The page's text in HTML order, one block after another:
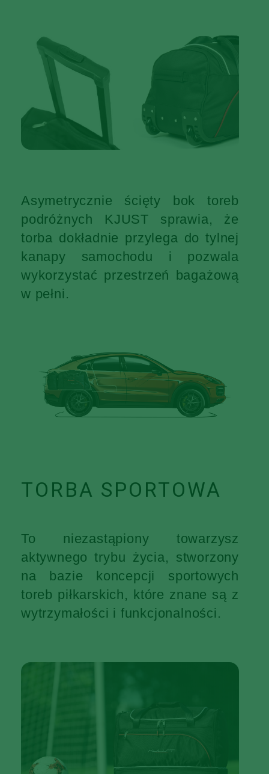
Asymetrycznie ścięty bok toreb
podróżnych KJUST sprawia, że
torba dokładnie przylega do tylnej
kanapy samochodu i pozwala
wykorzystać przestrzeń bagażową
w pełni.
TORBA SPORTOWA
To niezastąpiony towarzysz
aktywnego trybu życia, stworzony
na bazie koncepcji sportowych
toreb piłkarskich, które znane są z
wytrzymałości i funkcjonalności.